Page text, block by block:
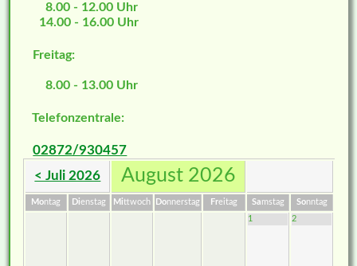
8.00 - 12.00 Uhr
14.00 - 16.00 Uhr
Freitag:
8.00 - 13.00 Uhr
Telefonzentrale:
02872/930457
< Juli 2026 August 2026
Montag Dienstag Mittwoch Donnerstag Freitag Samstag Sonntag
1
2